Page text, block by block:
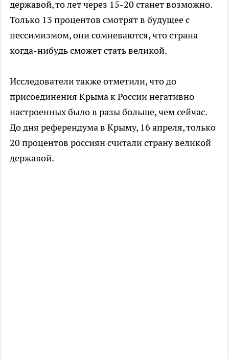
державой, то лет через 15-20 станет возможно.
Только 13 процентов смотрят в будущее с
пессимизмом, они сомневаются, что страна
когда-нибудь сможет стать великой.
Исследователи также отметили, что до
присоединения Крыма к России негативно
настроенных было в разы больше, чем сейчас.
До дня референдума в Крыму, 16 апреля, только
20 процентов россиян считали страну великой
державой.